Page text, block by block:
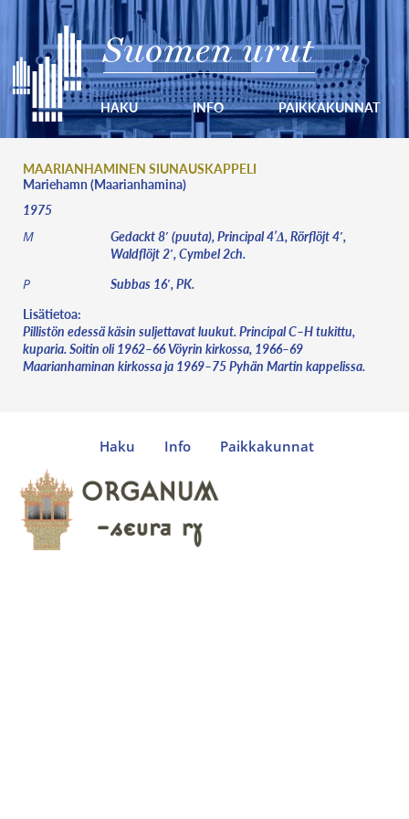
Suomen urut
HAKU INFO PAIKKAKUNNAT
MAARIANHAMINEN SIUNAUSKAPPELI
Mariehamn (Maarianhamina)
1975
M
Gedackt 8′ (puuta), Principal 4’Δ, Rörflöjt 4′,
Waldflöjt 2′, Cymbel 2ch.
P
Subbas 16′, PK.
Lisätietoa:
Pillistön edessä käsin suljettavat luukut. Principal C–H tukittu,
kuparia. Soitin oli 1962–66 Vöyrin kirkossa, 1966–69
Maarianhaminan kirkossa ja 1969–75 Pyhän Martin kappelissa.
Haku Info Paikkakunnat